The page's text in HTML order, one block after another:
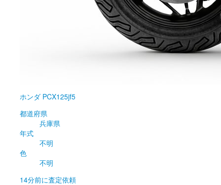
ホンダ PCX125jf5
都道府県
兵庫県
年式
不明
色
不明
14分前に査定依頼